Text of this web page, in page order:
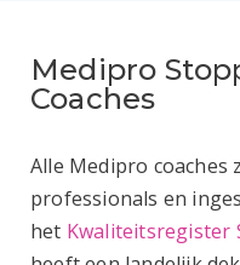
Medipro
Coaches
Alle Medipro coaches
professionals en
het Kwaliteitsregister